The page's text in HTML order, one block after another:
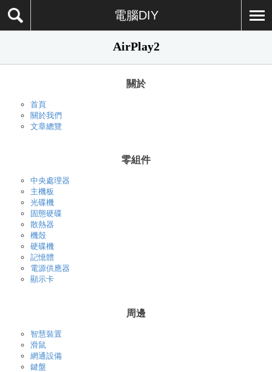
電腦DIY
AirPlay2
關於
首頁
關於我們
文章總覽
零組件
中央處理器
主機板
光碟機
固態硬碟
散熱器
機殼
硬碟機
記憶體
電源供應器
顯示卡
周邊
智慧裝置
滑鼠
網通設備
鍵盤